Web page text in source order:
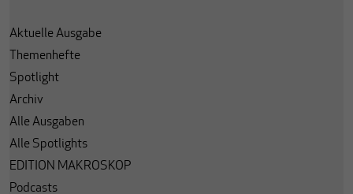
Aktuelle Ausgabe
Themenhefte
Spotlight
Archiv
Alle Ausgaben
Alle Spotlights
EDITION MAKROSKOP
Podcasts